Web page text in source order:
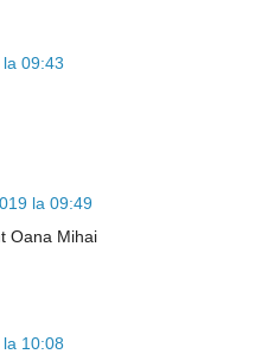
09:43
la 09:49
Oana Mihai
10:08